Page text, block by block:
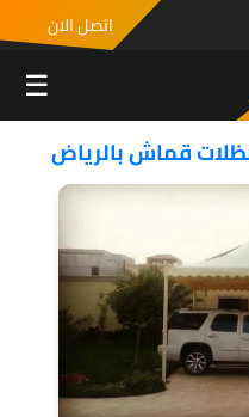
اتصل الان
☰
قماش بالرياض